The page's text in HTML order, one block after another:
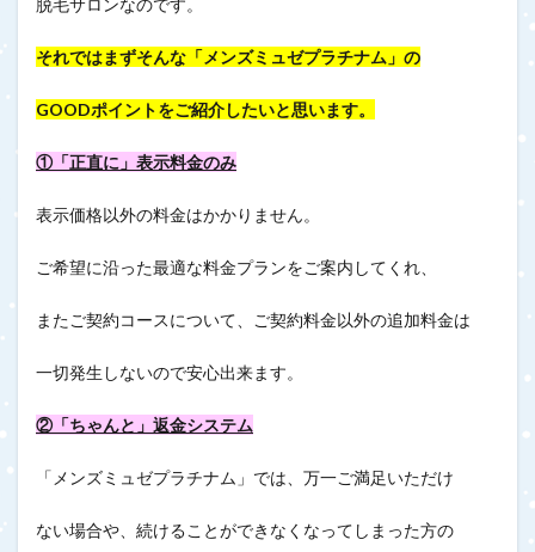
それではまずそんな「メンズミュゼプラチナム」の
GOODポイントをご紹介したいと思います。
①「正直に」表示料金のみ
表示価格以外の料金はかかりません。
ご希望に沿った最適な料金プランをご案内してくれ、
またご契約コースについて、ご契約料金以外の追加料金は
一切発生しないので安心出来ます。
②「ちゃんと」返金システム
「メンズミュゼプラチナム」では、万一ご満足いただけ
ない場合や、続けることができなくなってしまった方の